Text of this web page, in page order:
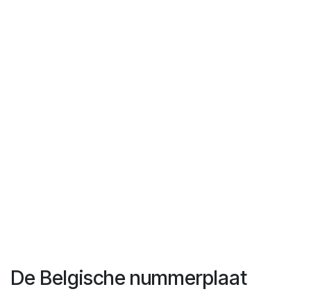
De Belgische nummerplaat